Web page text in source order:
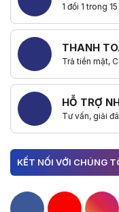
1 đổi 1 trong
THANH
Trả tiền mặt,
HỖ TRỢ
Tư vấn, giải
KẾT NỐI VỚI CHÚNG